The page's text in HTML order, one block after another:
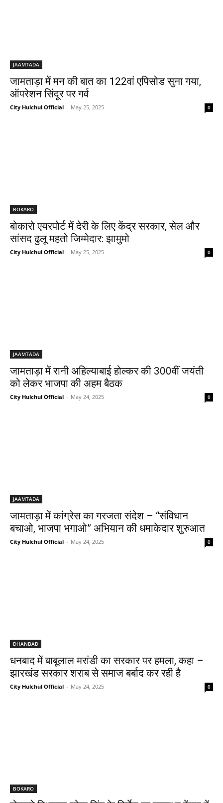
JAAMTADA
जामताड़ा में मन की बात का 122वां एपिसोड सुना गया,
ऑपरेशन सिंदूर पर गर्व
City Hulchul Official - May 25, 2025 0
BOKARO
बोकारो एयरपोर्ट में देरी के लिए केंद्र सरकार, सेल और
सांसद ढुलू महतो जिम्मेदार: झामुमो
City Hulchul Official - May 25, 2025 0
JAAMTADA
जामताड़ा में रानी अहिल्याबाई होल्कर की 300वीं जयंती
को लेकर भाजपा की अहम बैठक
City Hulchul Official - May 24, 2025 0
JAAMTADA
जामताड़ा में कांग्रेस का गरजता संदेश – “संविधान
बचाओ, भाजपा भगाओ” अभियान की धमाकेदार शुरुआत
City Hulchul Official - May 24, 2025 0
DHANBAD
धनबाद में बाबूलाल मरांडी का सरकार पर हमला, कहा –
झारखंड सरकार शराब से समाज बर्बाद कर रही है
City Hulchul Official - May 24, 2025 0
BOKARO